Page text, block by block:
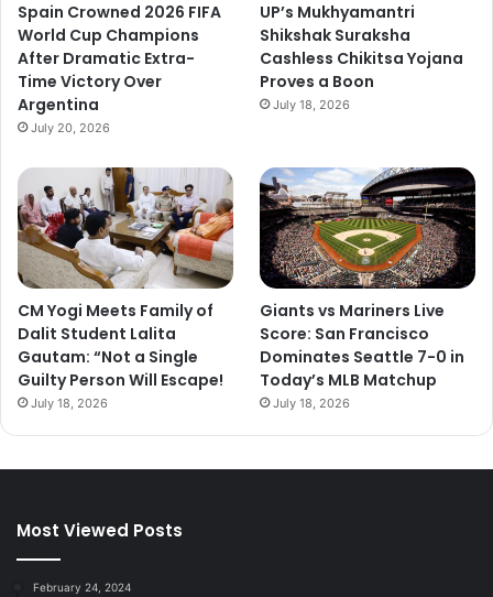
Spain Crowned 2026 FIFA
World Cup Champions
After Dramatic Extra-
Time Victory Over
Argentina
July 20, 2026
UP’s Mukhyamantri
Shikshak Suraksha
Cashless Chikitsa Yojana
Proves a Boon
July 18, 2026
CM Yogi Meets Family of
Dalit Student Lalita
Gautam: “Not a Single
Guilty Person Will Escape!
July 18, 2026
Giants vs Mariners Live
Score: San Francisco
Dominates Seattle 7-0 in
Today’s MLB Matchup
July 18, 2026
Most Viewed Posts
February 24, 2024